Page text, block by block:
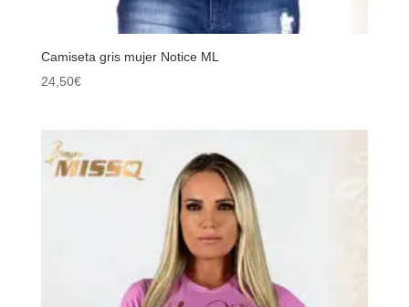
Camiseta gris mujer Notice ML
24,50€